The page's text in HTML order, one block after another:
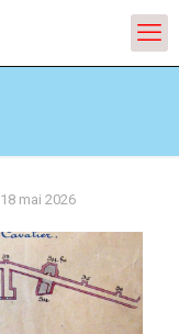
18 mai 2026